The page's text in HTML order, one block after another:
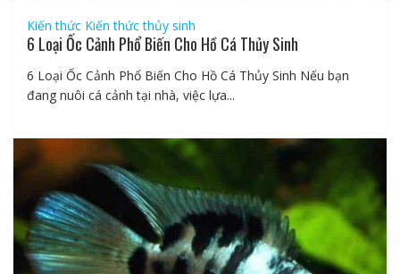
Kiến thức Kiến thức thủy sinh
6 Loại Ốc Cảnh Phổ Biến Cho Hồ Cá Thủy Sinh
6 Loại Ốc Cảnh Phổ Biến Cho Hồ Cá Thủy Sinh Nếu bạn
đang nuôi cá cảnh tại nhà, việc lựa...